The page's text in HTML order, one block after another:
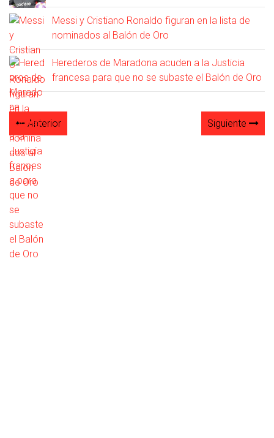
Messi y Cristiano Ronaldo figuran en la lista de
nominados al Balón de Oro
Herederos de Maradona acuden a la Justicia
francesa para que no se subaste el Balón de Oro
Anterior Siguiente